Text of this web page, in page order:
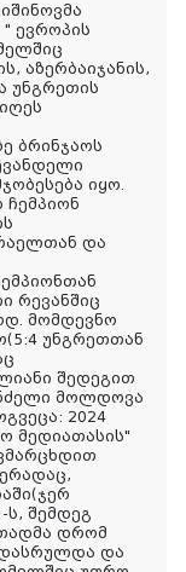
ევროპის
აზერბაიჯანის,
უნგრეთის
ბრინჯაოს
იყო.
და
რევანშიც
მომდევნო
უნგრეთთან
შედეგით
მოლდოვა
2024
მედიათასის"
შემდეგ
დრომ
დასრულდა და